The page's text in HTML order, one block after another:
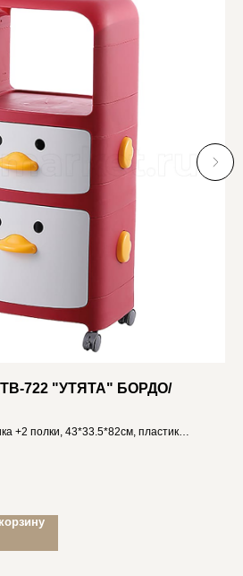
722 "УТЯТА" БОРДО/
+2 полки, 43*33.5*82см, пластик